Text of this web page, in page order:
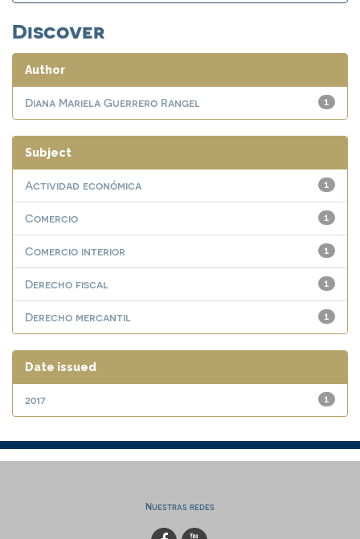
Discover
Author
1
Diana Mariela Guerrero Rangel
Subject
1
Actividad económica
1
Comercio
1
Comercio interior
1
Derecho fiscal
1
Derecho mercantil
Date issued
1
2017
Nuestras redes